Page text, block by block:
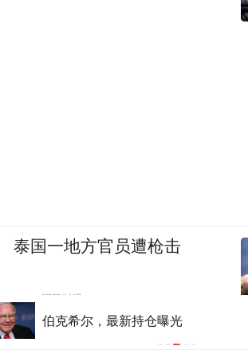
【网通社快报】三星HBM4良率升至80%
下半年目标营收占比超60%
泰国一地方官员遭枪击
CCTV国际时讯